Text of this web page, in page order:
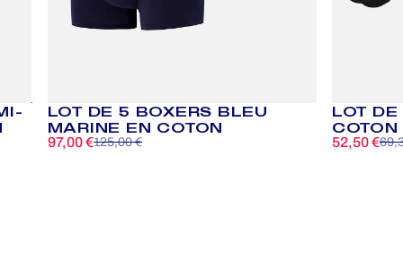
LOT DE 5 BOXERS BLEU
MARINE EN COTON
Prix promotionnel
97,00 €
Prix habituel
125,00 €
LOT
COTON
Prix
52,50 €
Prix